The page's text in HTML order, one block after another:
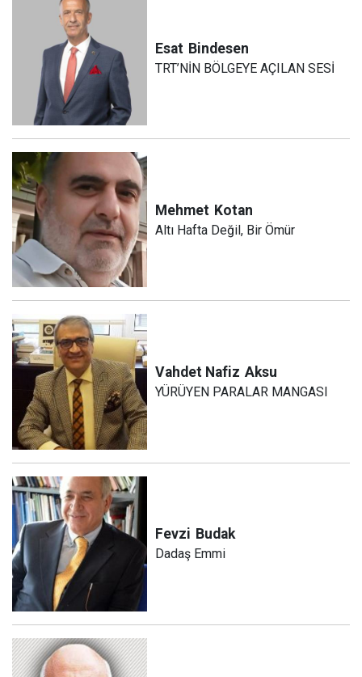
Esat Bindesen
TRT’NİN BÖLGEYE AÇILAN SESİ
Mehmet Kotan
Altı Hafta Değil, Bir Ömür
Vahdet Nafiz Aksu
YÜRÜYEN PARALAR MANGASI
Fevzi Budak
Dadaş Emmi